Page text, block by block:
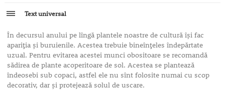
Text universal
În decursul anului pe lîngă plantele noastre de cultură îşi fac
apariţia şi buruienile. Acestea trebuie bineînţeles îndepărtate
uzual. Pentru evitarea acestei munci obositoare se recomandă
sădirea de plante acoperitoare de sol. Acestea se plantează
îndeosebi sub copaci, astfel ele nu sînt folosite numai cu scop
decorativ, dar şi protejează solul de uscare.